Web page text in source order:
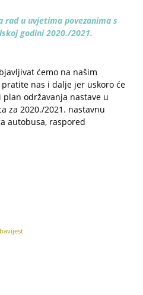
rad u uvjetima povezanima s
godini 2020./2021.
ćemo na našim
nas i dalje jer uskoro će
održavanja nastave u
za 2020./2021. nastavnu
autobusa, raspored